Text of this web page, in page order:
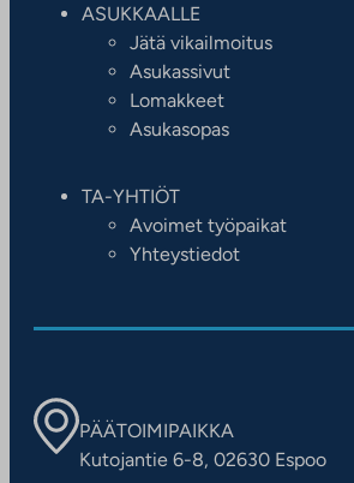
ASUKKAALLE
Jätä vikailmoitus
Asukassivut
Lomakkeet
Asukasopas
TA-YHTIÖT
Avoimet työpaikat
Yhteystiedot
PÄÄTOIMIPAIKKA
Kutojantie 6-8, 02630 Espoo